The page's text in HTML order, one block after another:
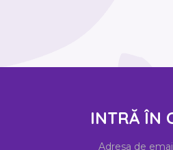
INTRĂ ÎN